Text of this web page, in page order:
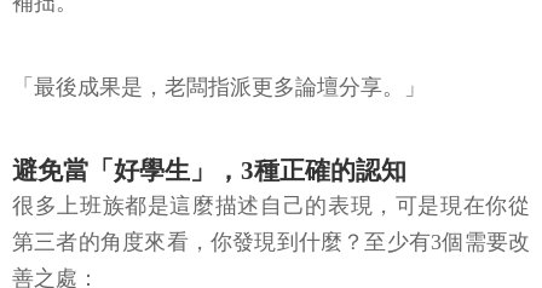
「最後成果是，老闆指派更多論壇分享。」
避免當「好學生」，3種正確的認知
很多上班族都是這麼描述自己的表現，可是現在你從
第三者的角度來看，你發現到什麼？至少有3個需要改
善之處：